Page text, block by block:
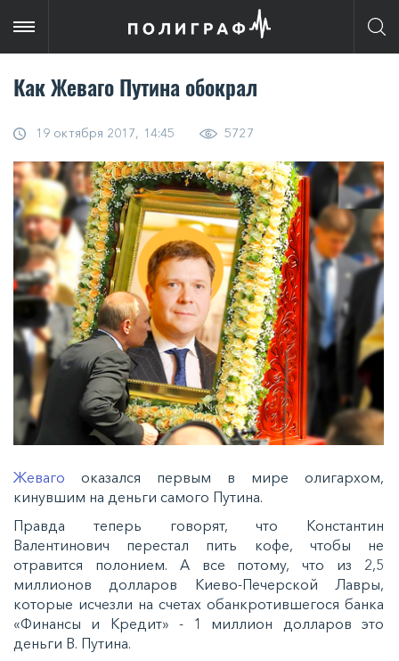
Как Жеваго Путина обокрал
19 октября 2017, 14:45 5727
Жеваго оказался первым в мире олигархом,
кинувшим на деньги самого Путина.
Правда теперь говорят, что Константин
Валентинович перестал пить кофе, чтобы не
отравится полонием. А все потому, что из 2,5
миллионов долларов Киево-Печерской Лавры,
которые исчезли на счетах обанкротившегося банка
«Финансы и Кредит» - 1 миллион долларов это
деньги В. Путина.